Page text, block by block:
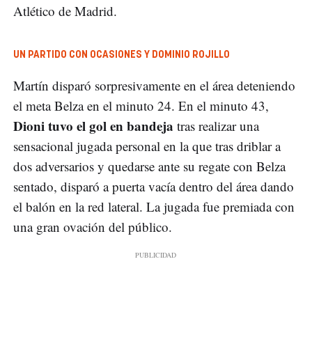
Atlético de Madrid.
UN PARTIDO CON OCASIONES Y DOMINIO ROJILLO
Martín disparó sorpresivamente en el área deteniendo
el meta Belza en el minuto 24. En el minuto 43,
Dioni tuvo el gol en bandeja tras realizar una
sensacional jugada personal en la que tras driblar a
dos adversarios y quedarse ante su regate con Belza
sentado, disparó a puerta vacía dentro del área dando
el balón en la red lateral. La jugada fue premiada con
una gran ovación del público.